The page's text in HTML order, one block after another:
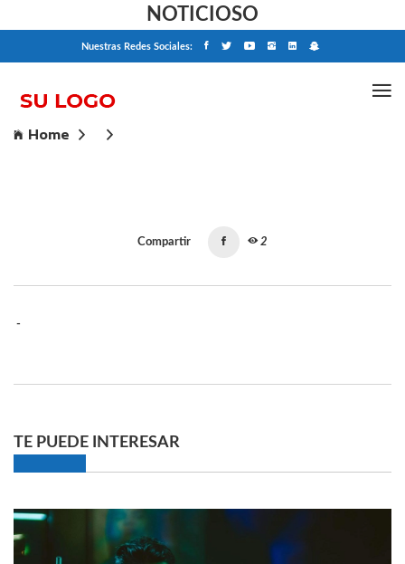
NOTICIOSO
Nuestras Redes Sociales:
Home
Compartir 2
-
TE PUEDE INTERESAR